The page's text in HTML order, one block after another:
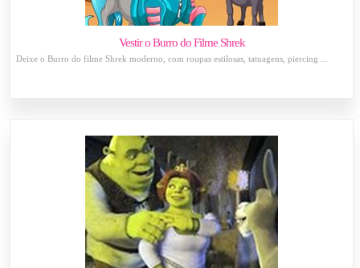
Vestir o Burro do Filme Shrek
Deixe o Burro do filme Shrek moderno, com roupas estilosas, tatuagens, piercing ...